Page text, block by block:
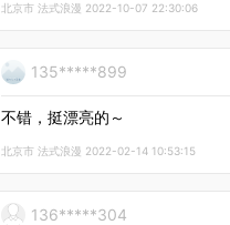
北京市 法式浪漫 2022-10-07 22:30:06
135*****899
不错，挺漂亮的～
北京市 法式浪漫 2022-02-14 10:53:15
136*****304